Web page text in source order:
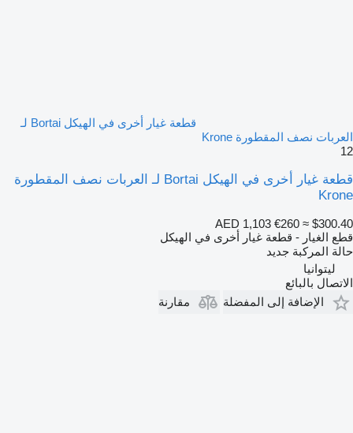
قطعة غيار أخرى في الهيكل Bortai لـ
العربات نصف المقطورة Krone
12
قطعة غيار أخرى في الهيكل Bortai لـ العربات نصف المقطورة
Krone
AED 1,103 €260 ≈ $300.40
قطع الغيار - قطعة غيار أخرى في الهيكل
حالة المركبة جديد
ليتوانيا
الاتصال بالبائع
الإضافة إلى المفضلة
مقارنة